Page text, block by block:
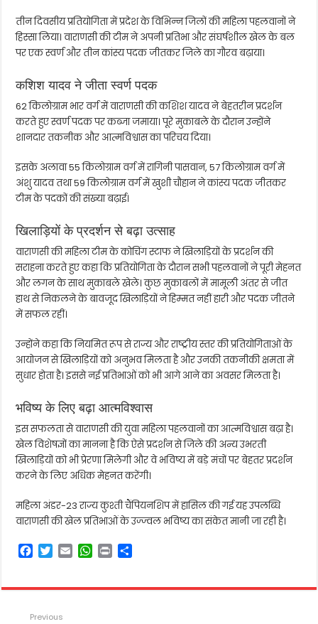
तीन दिवसीय प्रतियोगिता में प्रदेश के विभिन्न जिलों की महिला पहलवानों ने
हिस्सा लिया। वाराणसी की टीम ने अपनी प्रतिभा और संघर्षशील खेल के बल
पर एक स्वर्ण और तीन कांस्य पदक जीतकर जिले का गौरव बढ़ाया।
कशिश यादव ने जीता स्वर्ण पदक
62 किलोग्राम भार वर्ग में वाराणसी की कशिश यादव ने बेहतरीन प्रदर्शन
करते हुए स्वर्ण पदक पर कब्जा जमाया। पूरे मुकाबले के दौरान उन्होंने
शानदार तकनीक और आत्मविश्वास का परिचय दिया।
इसके अलावा 55 किलोग्राम वर्ग में रागिनी पासवान, 57 किलोग्राम वर्ग में
अंशु यादव तथा 59 किलोग्राम वर्ग में खुशी चौहान ने कांस्य पदक जीतकर
टीम के पदकों की संख्या बढ़ाई।
खिलाड़ियों के प्रदर्शन से बढ़ा उत्साह
वाराणसी की महिला टीम के कोचिंग स्टाफ ने खिलाड़ियों के प्रदर्शन की
सराहना करते हुए कहा कि प्रतियोगिता के दौरान सभी पहलवानों ने पूरी मेहनत
और लगन के साथ मुकाबले खेले। कुछ मुकाबलों में मामूली अंतर से जीत
हाथ से निकलने के बावजूद खिलाड़ियों ने हिम्मत नहीं हारी और पदक जीतने
में सफल रहीं।
उन्होंने कहा कि नियमित रूप से राज्य और राष्ट्रीय स्तर की प्रतियोगिताओं के
आयोजन से खिलाड़ियों को अनुभव मिलता है और उनकी तकनीकी क्षमता में
सुधार होता है। इससे नई प्रतिभाओं को भी आगे आने का अवसर मिलता है।
भविष्य के लिए बढ़ा आत्मविश्वास
इस सफलता से वाराणसी की युवा महिला पहलवानों का आत्मविश्वास बढ़ा है।
खेल विशेषज्ञों का मानना है कि ऐसे प्रदर्शन से जिले की अन्य उभरती
खिलाड़ियों को भी प्रेरणा मिलेगी और वे भविष्य में बड़े मंचों पर बेहतर प्रदर्शन
करने के लिए अधिक मेहनत करेंगी।
महिला अंडर-23 राज्य कुश्ती चैंपियनशिप में हासिल की गई यह उपलब्धि
वाराणसी की खेल प्रतिभाओं के उज्ज्वल भविष्य का संकेत मानी जा रही है।
F
e
T
t
E
i
W
t
P
n
r
Previous